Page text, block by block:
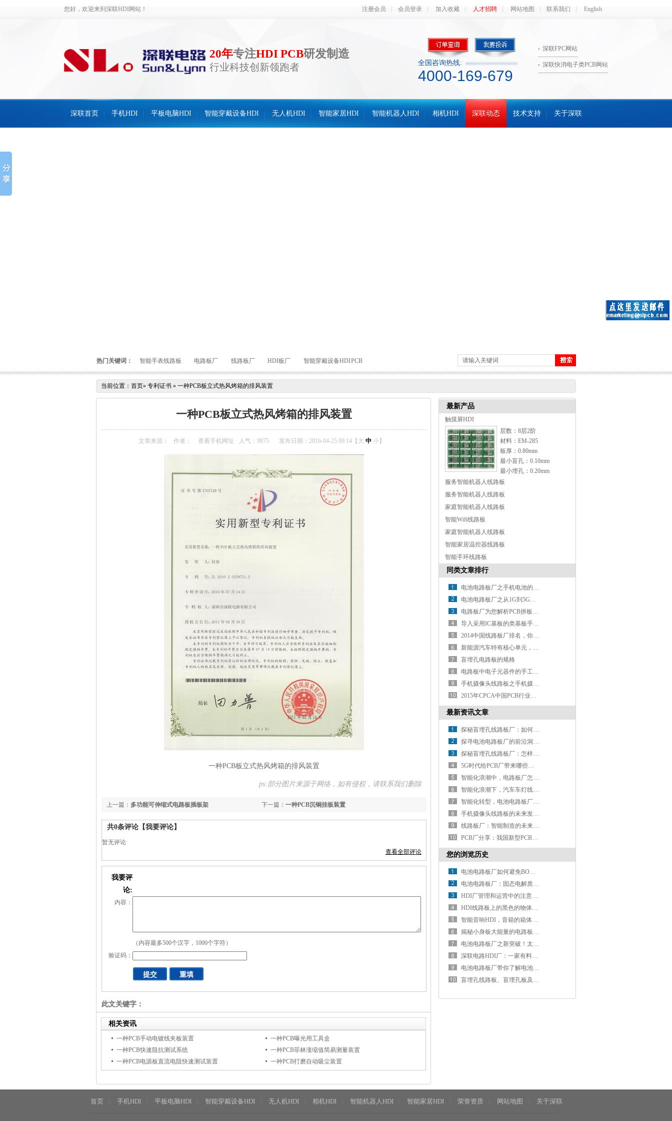
注册会员 会员登录 加入收藏 人才招聘 网站地图 联系我们 English
您好，欢迎来到深联HDI网站！
20年专注HDI PCB研发制造
行业科技创新领跑者 全国咨询热线:
4000-169-679
深联FPC网站
深联快消电子类PCB网站
深联首页 手机HDI 平板电脑HDI 智能穿戴设备HDI 无人机HDI 智能家居HDI 智能机器人HDI 相机HDI 深联动态 技术支持 关于深联
热门关键词： 智能手表线路板 电路板厂 线路板厂 HDI板厂 智能穿戴设备HDI PCB
当前位置： 首页» 专利证书 » 一种PCB板立式热风烤箱的排风装置
一种PCB板立式热风烤箱的排风装置
文章来源： 作者： 查看手机网址 人气： 9875 发布日期：2016-04-25 09:14【 大 中 小】
一种PCB板立式热风烤箱的排风装置
ps:部分图片来源于网络，如有侵权，请联系我们删除
下一篇： 一种PCB沉铜挂板装置
上一篇： 多功能可伸缩式电路板插板架
共0条评论 【我要评论】
暂无评论
查看全部评论
我要评
论:
内容：
（内容最多500个汉字，1000个字符）
验证码：
此文关键字：
相关资讯
一种PCB手动电镀线夹板装置
一种PCB曝光用工具盒
一种PCB快速阻抗测试系统
一种PCB菲林涨缩值简易测量装置
一种PCB电源板直流电阻快速测试装置
一种PCB打磨自动吸尘装置
最新产品
触摸屏HDI
层数：8层2阶
材料：EM-285
板厚：0.80mm
最小盲孔：0.10mm
最小埋孔：0.20mm
表面处理：OSP
特点：Any-layer 设计
服务智能机器人线路板
服务智能机器人线路板
家庭智能机器人线路板
智能Wifi线路板
家庭智能机器人线路板
智能家居温控器线路板
智能手环线路板
同类文章排行
电池电路板厂之手机电池的那些“误会”
电池电路板厂之从1G到5G手机进化史，鬼知道手机经历了什么？
电路板厂为您解析PCB拼板设计
导入采用IC基板的类基板手机HDI技术
2014中国线路板厂排名，你知道几家？
新能源汽车特有核心单元，带动电池线路板厂新增长
盲埋孔电路板的规格
电路板中电子元器件的手工焊接方法分析（上）
手机摄像头线路板之手机摄像头模组的工作原理以及封装方法
2015年CPCA中国PCB行业排行榜正式出炉！深联电路内资排名第10！综合排名第28！
最新资讯文章
探秘盲埋孔线路板厂：如何用精密工艺打造电路 “隐形脉络”？
探寻电池电路板厂的前沿洞察：行业发展驶向何方？
探秘盲埋孔线路板厂：怎样解锁精密制造的密码？
5G时代给PCB厂带来哪些新挑战？
智能化浪潮中，电路板厂怎样推进智能制造升级？
智能化浪潮下，汽车车灯线路怎样实现精准控制与智能交互？
智能化转型，电池电路板厂如何破局？
手机摄像头线路板的未来发展方向在哪？
线路板厂：智能制造的未来之路
PCB厂分享：我国新型PCB产业分析
您的浏览历史
电池电路板厂如何避免BOM单的对标陷阱
电池电路板厂：固态电解质助攻可挠式超薄锂电池露锋芒
HDI厂管理和运营中的注意事项
HDI线路板上的黑色的物体是什么？
智能音响HDI，音箱的箱体为什么一般选择“高密度互连板”？不用实木、金属和塑料？
揭秘小身板大能量的电路板精灵——“HDI板”
电池电路板厂之新突破！太阳电池也能卷起来了
深联电路HDI厂：一家有料又有趣的电路板企业
电池电路板厂带你了解电池如何工作的？
盲埋孔线路板、盲埋孔板及一阶、二阶板的区别
首页 手机HDI 平板电脑HDI 智能穿戴设备HDI 无人机HDI 相机HDI 智能机器人HDI 智能家居HDI 荣誉资质 网站地图 关于深联